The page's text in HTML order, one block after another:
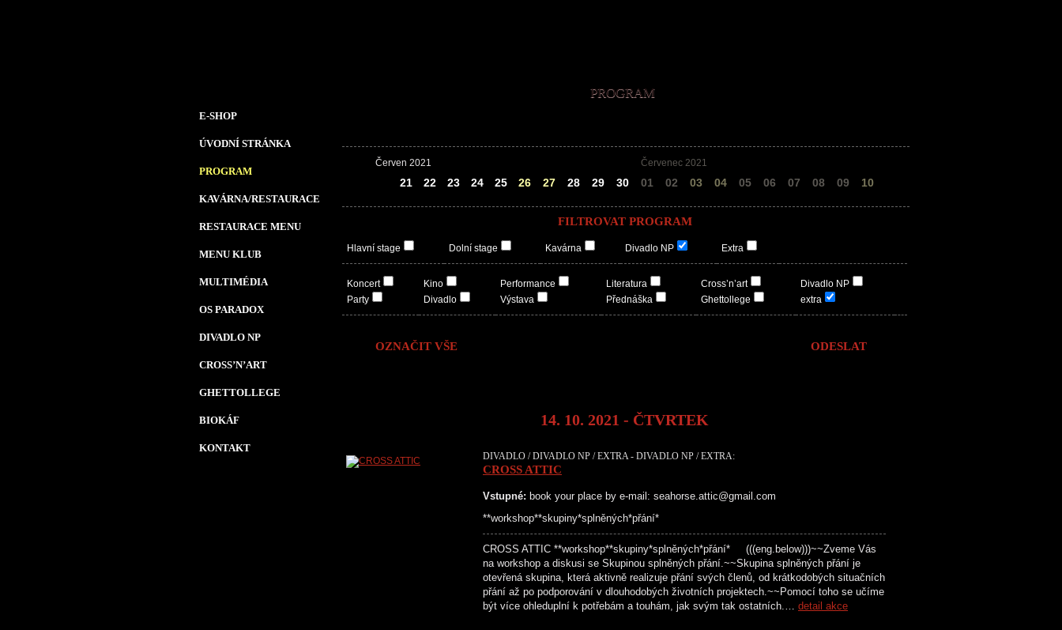
E-SHOP
ÚVODNÍ STRÁNKA
PROGRAM
KAVÁRNA/RESTAURACE
RESTAURACE MENU
MENU KLUB
MULTIMÉDIA
OS PARADOX
DIVADLO NP
CROSS’N’ART
GHETTOLLEGE
BIOKÁF
KONTAKT
PROGRAM
Červen 2021
21 22 23 24 25 26 27 28 29 30
Červenec 2021
01 02 03 04 05 06 07 08 09 10
FILTROVAT PROGRAM
Hlavní stage Dolní stage Kavárna Divadlo NP Extra
Koncert
Party
Kino
Divadlo
Performance
Výstava
Literatura
Přednáška
Cross’n’art
Ghettollege
Divadlo NP
extra
OZNAČIT VŠE
14. 10. 2021 - ČTVRTEK
DIVADLO / DIVADLO NP / EXTRA - DIVADLO NP / EXTRA:
CROSS ATTIC
Vstupné: book your place by e-mail: seahorse.attic@gmail.com
**workshop**skupiny*splněných*přání*
CROSS ATTIC **workshop**skupiny*splněných*přání* (((eng.below)))~~Zveme Vás
na workshop a diskusi se Skupinou splněných přání.~~Skupina splněných přání je
otevřená skupina, která aktivně realizuje přání svých členů, od krátkodobých situačních
přání až po podporování v dlouhodobých životních projektech.~~Pomocí toho se učíme
být více ohleduplní k potřebám a touhám, jak svým tak ostatních.… detail akce